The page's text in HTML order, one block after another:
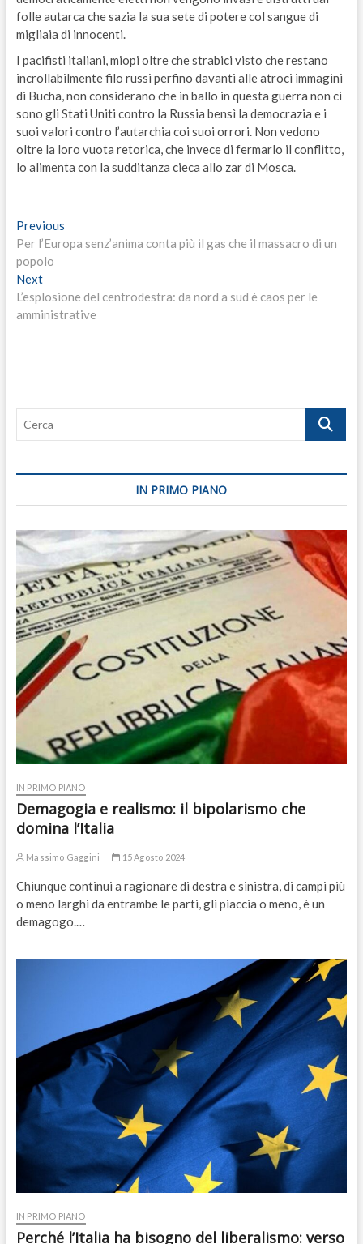
folle autarca che sazia la sua sete di potere col sangue di
migliaia di innocenti.
I pacifisti italiani, miopi oltre che strabici visto che restano
incrollabilmente filo russi perfino davanti alle atroci immagini
di Bucha, non considerano che in ballo in questa guerra non ci
sono gli Stati Uniti contro la Russia bensì la democrazia e i
suoi valori contro l’autarchia coi suoi orrori. Non vedono
oltre la loro vuota retorica, che invece di fermarlo il conflitto,
lo alimenta con la sudditanza cieca allo zar di Mosca.
Navigazione
articoli
PreviousPrevious
post:
Per l’Europa senz’anima conta più il gas che il massacro di un
popolo
NextNext
post:
L’esplosione del centrodestra: da nord a sud è caos per le
amministrative
Cerca
IN PRIMO PIANO
IN PRIMO PIANO
Demagogia e realismo: il bipolarismo che
domina l’Italia
Massimo Gaggini 15 Agosto 2024
Chiunque continui a ragionare di destra e sinistra, di campi più
o meno larghi da entrambe le parti, gli piaccia o meno, è un
demagogo.…
IN PRIMO PIANO
Perché l’Italia ha bisogno del liberalismo: verso